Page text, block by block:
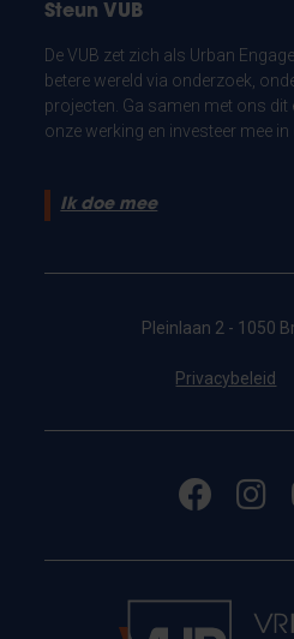
Steun VUB
De VUB zet zich als Urban
betere wereld via onderzoek,
projecten. Ga samen met ons dit
onze werking en investeer mee
Ik doe mee
Pleinlaan 2 - 1050
Privacybeleid